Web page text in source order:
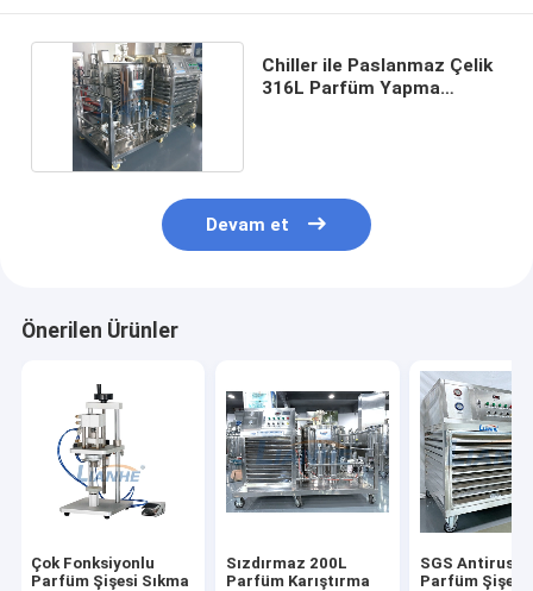
Chiller ile Paslanmaz Çelik
316L Parfüm Yapma
Devam et
Önerilen Ürünler
Çok Fonksiyonlu
Parfüm Şişesi Sıkma
Sızdırmaz 200L
Parfüm Karıştırma
SGS Antirust
Parfüm Şişesi